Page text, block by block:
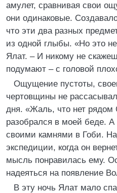
амулет, сравнивая свои
они одинаковые.
что эти два разных
из одной глыбы. «Но это
Ялат. – И никому не
подумают – с головой
Ощущение пустоты,
чертовщины не
дня. «Жаль, что нет рядом
разобрался в моей беде. А
своими камнями в Гоби.
экспедиции, когда он
мысль понравилась ему.
надеяться на появление
В эту ночь Ялат мало